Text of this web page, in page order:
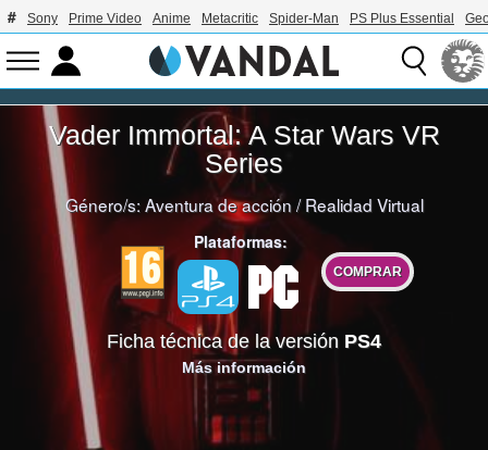
Sony Prime Video Anime Metacritic Spider-Man PS Plus Essential
Vader Immortal: A Star Wars VR
Series
Género/s:Aventura de acción/Realidad Virtual
Plataformas:
COMPRAR
Ficha técnica de la versión PS4
Más información